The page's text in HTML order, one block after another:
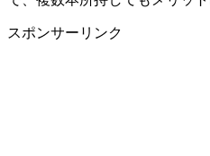
スポンサーリンク